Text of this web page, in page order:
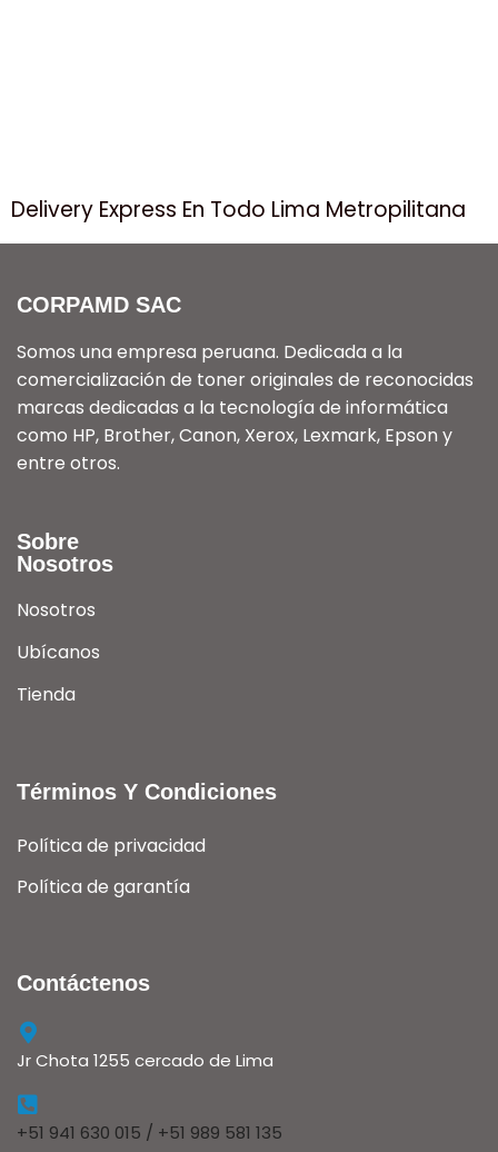
Delivery Express En Todo Lima Metropilitana
CORPAMD SAC
Somos una empresa peruana. Dedicada a la
comercialización de toner originales de reconocidas
marcas dedicadas a la tecnología de informática
como HP, Brother, Canon, Xerox, Lexmark, Epson y
entre otros.
Sobre
Nosotros
Nosotros
Ubícanos
Tienda
Términos Y Condiciones
Política de privacidad
Política de garantía
Contáctenos
Jr Chota 1255 cercado de Lima
+51 941 630 015 / +51 989 581 135